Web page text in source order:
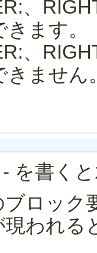
、
ます。
、
きません
を書く
ロック
われる